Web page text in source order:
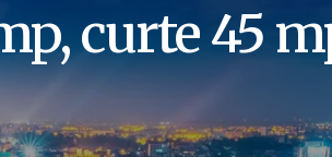
curte 45